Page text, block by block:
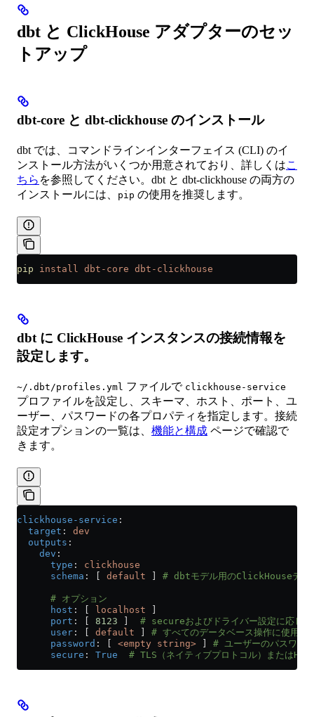
dbt と ClickHouse アダプターのセッ
トアップ
dbt-core と dbt-clickhouse のインストール
dbt では、コマンドラインインターフェイス (CLI) のイ
ンストール方法がいくつか用意されており、詳しくはこ
ちら を参照してください。dbt と dbt-clickhouse の両方の
インストールには、
pip の使用を推奨します。
pip install dbt-core dbt-clickhouse
dbt に ClickHouse インスタンスの接続情報を
設定します。
~/.dbt/profiles.yml ファイルで clickhouse-service
プロファイルを設定し、スキーマ、ホスト、ポート、ユ
ーザー、パスワードの各プロパティを指定します。接続
設定オプションの一覧は、 機能と構成 ページで確認で
きます。
clickhouse-service :
  target
: dev
  outputs
:
    dev
:
      type
: clickhouse
      schema
: [ default # dbtモデル用のClickHouseデー
      # オプション
      host
: [ localhost
      port
: [ 8123
# secureおよびドライバー設定に応じ
      user
: [ default
# すべてのデータベース操作に使用す
      password
: [ <empty string>
# ユーザーのパスワー
      secure
: True
# TLS（ネイティブプロトコル）または